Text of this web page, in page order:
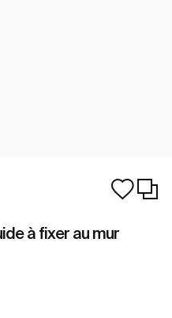
à fixer au mur